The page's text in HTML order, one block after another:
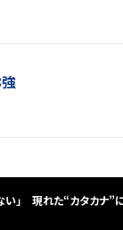
」 現れた“カタカナ”